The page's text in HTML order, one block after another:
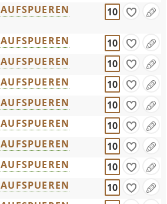
AUFSPUEREN 10
AUFSPUEREN
10
AUFSPUEREN
10
AUFSPUEREN
10
AUFSPUEREN
10
AUFSPUEREN
10
AUFSPUEREN
10
AUFSPUEREN
10
AUFSPUEREN
10